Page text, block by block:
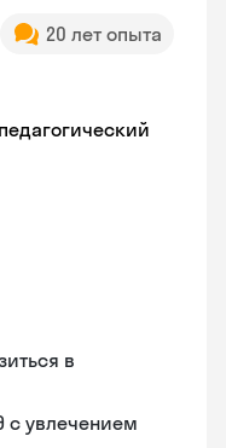
20 лет опыта
в
с увлечением